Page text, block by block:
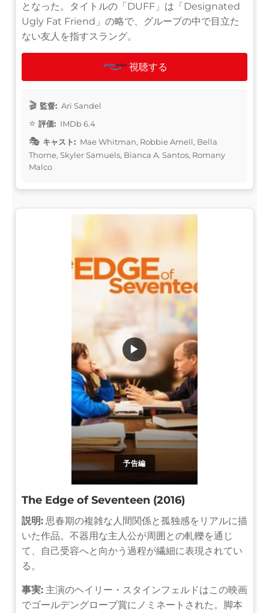
となった。タイトルの「DUFF」は「Designated
Ugly Fat Friend」の略で、グループの中で目立た
ない友人を指すスラング。
視聴する
監督: Ari Sandel
評価: IMDb 6.4
キャスト: Mae Whitman, Robbie Amell, Bella
Thorne, Skyler Samuels, Bianca A. Santos, Romany
Malco
予告編
▶
The Edge of Seventeen (2016)
説明: 思春期の複雑な人間関係と孤独感をリアルに描
いた作品。不器用な主人公が周囲との軋轢を通じ
て、自己受容へと向かう過程が繊細に表現されてい
る。
事実: 主演のヘイリー・スタインフェルドはこの映画
でゴールデングローブ賞にノミネートされた。脚本